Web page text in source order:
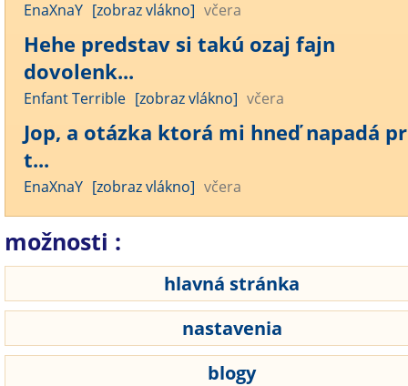
EnaXnaY [zobraz vlákno] včera
Hehe predstav si takú ozaj fajn
dovolenk...
Enfant Terrible [zobraz vlákno] včera
Jop, a otázka ktorá mi hneď napadá
t...
EnaXnaY [zobraz vlákno] včera
možnosti :
hlavná stránka
nastavenia
blogy